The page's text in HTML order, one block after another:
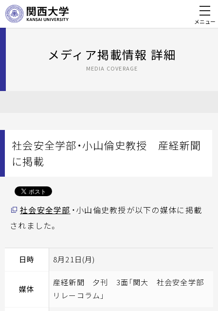
メニュー
メディア掲載情報 詳細
MEDIA COVERAGE
社会安全学部・小山倫史教授 産経新聞
に掲載
社会安全学部 ・小山倫史教授が以下の媒体に掲載
されました。
日時 8月21日(月)
媒体
産経新聞 夕刊 3面「関大 社会安全学部
リレーコラム」